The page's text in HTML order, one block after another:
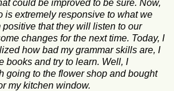
could be improved to be sure. Now,
is extremely responsive to what we
positive that they will listen to our
changes for the next time. Today, I
how bad my grammar skills are, I
books and try to learn. Well, I
going to the flower shop and bought
my kitchen window.